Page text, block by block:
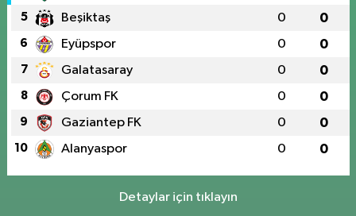
5 Beşiktaş 0 0
6 Eyüpspor 0 0
7 Galatasaray 0 0
8 Çorum FK 0 0
9 Gaziantep FK 0 0
10 Alanyaspor 0 0
Detaylar için tıklayın